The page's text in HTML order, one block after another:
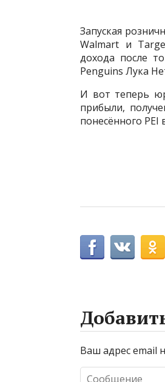
Запуская
Walmart и
дохода после
Penguins Лука
И вот теперь
прибыли,
понесённого PEI
Ваш адрес email